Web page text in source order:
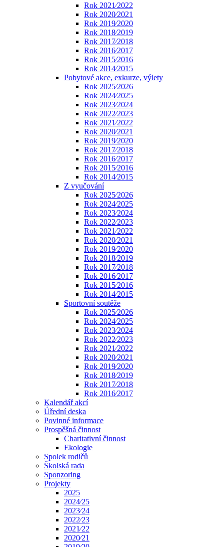
Rok 2021⁄2022
Rok 2020⁄2021
Rok 2019⁄2020
Rok 2018⁄2019
Rok 2017⁄2018
Rok 2016⁄2017
Rok 2015⁄2016
Rok 2014⁄2015
Pobytové akce, exkurze, výlety
Rok 2025⁄2026
Rok 2024⁄2025
Rok 2023⁄2024
Rok 2022⁄2023
Rok 2021⁄2022
Rok 2020⁄2021
Rok 2019⁄2020
Rok 2017⁄2018
Rok 2016⁄2017
Rok 2015⁄2016
Rok 2014⁄2015
Z vyučování
Rok 2025⁄2026
Rok 2024⁄2025
Rok 2023⁄2024
Rok 2022⁄2023
Rok 2021⁄2022
Rok 2020⁄2021
Rok 2019⁄2020
Rok 2018⁄2019
Rok 2017⁄2018
Rok 2016⁄2017
Rok 2015⁄2016
Rok 2014⁄2015
Sportovní soutěže
Rok 2025⁄2026
Rok 2024⁄2025
Rok 2023⁄2024
Rok 2022⁄2023
Rok 2021⁄2022
Rok 2020⁄2021
Rok 2019⁄2020
Rok 2018⁄2019
Rok 2017⁄2018
Rok 2016⁄2017
Kalendář akcí
Úřední deska
Povinné informace
Prospěšná činnost
Charitativní činnost
Ekologie
Spolek rodičů
Školská rada
Sponzoring
Projekty
2025
2024⁄25
2023⁄24
2022⁄23
2021⁄22
2020⁄21